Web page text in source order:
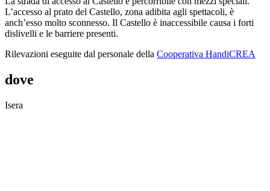
L’accesso al prato del Castello, zona adibita agli spettacoli, è
anch’esso molto sconnesso. Il Castello è inaccessibile causa i forti
dislivelli e le barriere presenti.
Rilevazioni eseguite dal personale della Cooperativa HandiCREA
dove
Isera